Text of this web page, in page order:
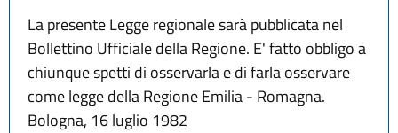
La presente Legge regionale sarà pubblicata nel
Bollettino Ufficiale della Regione. E' fatto obbligo a
chiunque spetti di osservarla e di farla osservare
come legge della Regione Emilia - Romagna.
Bologna, 16 luglio 1982